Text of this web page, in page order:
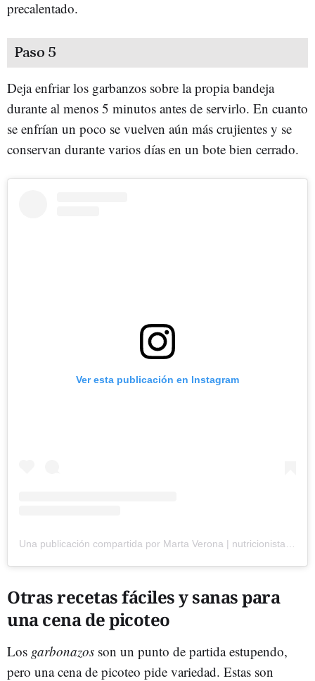
precalentado.
Paso 5
Deja enfriar los garbanzos sobre la propia bandeja
durante al menos 5 minutos antes de servirlo. En cuanto
se enfrían un poco se vuelven aún más crujientes y se
conservan durante varios días en un bote bien cerrado.
Ver esta publicación en Instagram
Otras recetas fáciles y sanas para
una cena de picoteo
Los garbonazos son un punto de partida estupendo,
pero una cena de picoteo pide variedad. Estas son